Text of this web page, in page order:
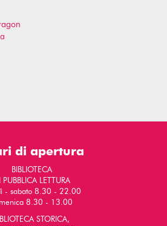
di apertura
BIBLIOTECA
PUBBLICA LETTURA
- sabato 8.30 - 22.00
8.30 - 13.00
STORICA,